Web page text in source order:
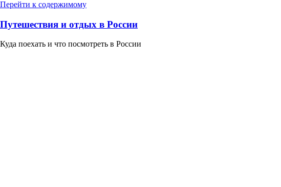
Перейти к содержимому
Путешествия и отдых в России
Куда поехать и что посмотреть в России